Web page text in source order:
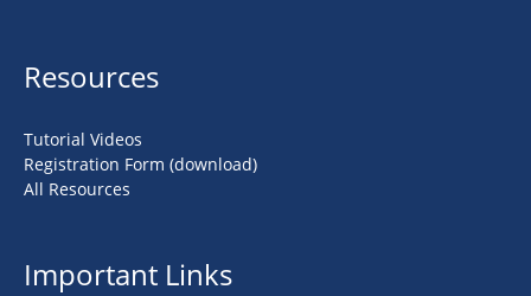
Resources
Tutorial Videos
Registration Form (download)
All Resources
Important Links